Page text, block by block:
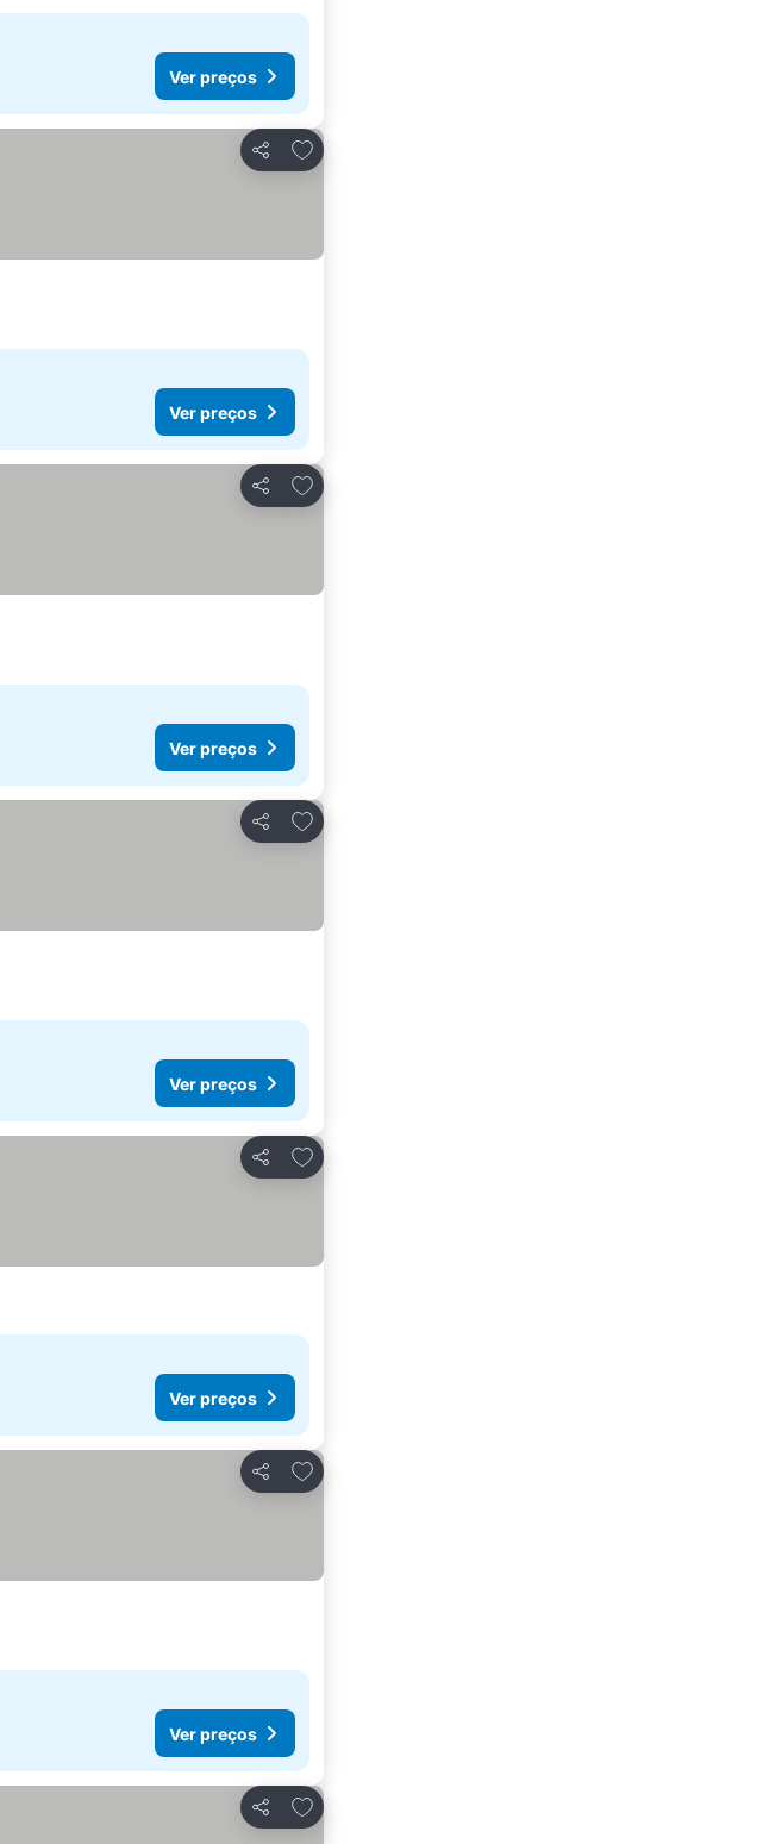
Ver preços
Partilhar
Adicionar aos favoritos
Ver preços
Partilhar
Adicionar aos favoritos
Ver preços
Partilhar
Adicionar aos favoritos
Ver preços
Partilhar
Adicionar aos favoritos
Ver preços
Partilhar
Adicionar aos favoritos
Ver preços
Partilhar
Adicionar aos favoritos